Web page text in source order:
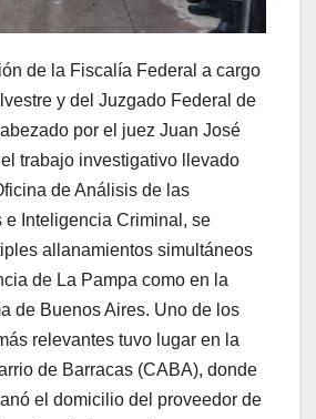
de la Fiscalía Federal a cargo
y del Juzgado Federal de
por el juez Juan José
trabajo investigativo llevado
de Análisis de las
e Inteligencia Criminal, se
allanamientos simultáneos
de La Pampa como en la
de Buenos Aires. Uno de los
relevantes tuvo lugar en la
de Barracas (CABA), donde
el domicilio del proveedor de